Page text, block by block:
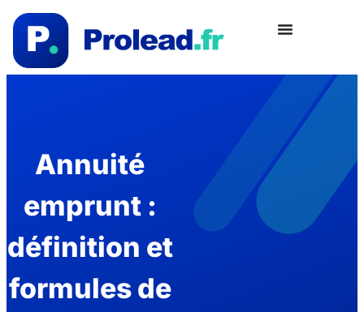
Annuité
emprunt :
définition et
formules de